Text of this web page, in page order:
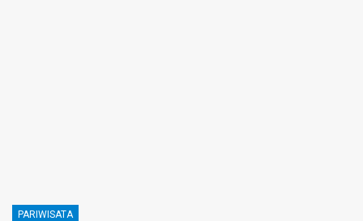
PARIWISATA